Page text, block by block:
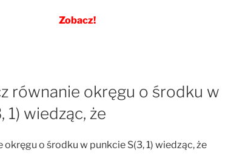
Zobacz!
równanie okręgu o środku w
1) wiedząc, że
o środku w punkcie S(3, 1) wiedząc, że